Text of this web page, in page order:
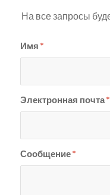
На все запросы
Имя *
Электронная почта*
Сообщение*